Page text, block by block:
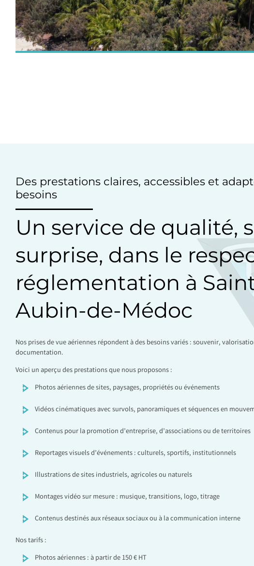
Des prestations claires, accessibles et
besoins
Un service de qualité,
surprise, dans le
réglementation à
Aubin-de-Médoc
Nos prises de vue aériennes répondent à des besoins variés : souvenir,
documentation.
Voici un aperçu des prestations que nous proposons :
Photos aériennes de sites, paysages, propriétés ou événements
Vidéos cinématiques avec survols, panoramiques et séquences en
Contenus pour la promotion d’entreprise, d’associations ou de territoires
Reportages visuels d’événements : culturels, sportifs, institutionnels
Illustrations de sites industriels, agricoles ou naturels
Montages vidéo sur mesure : musique, transitions, logo, titrage
Contenus destinés aux réseaux sociaux ou à la communication interne
Nos tarifs :
Photos aériennes : à partir de 150 € HT